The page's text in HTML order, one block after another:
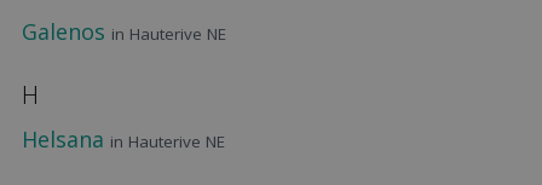
Galenos in Hauterive NE
H
Helsana in Hauterive NE